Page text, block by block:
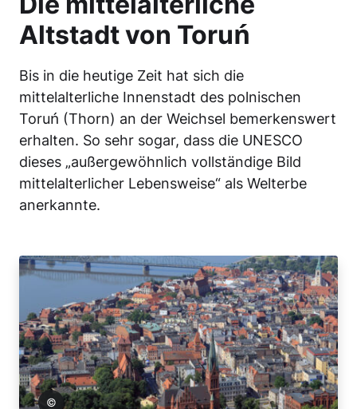
Altstadt von Toruń
Bis in die heutige Zeit hat sich die
mittelalterliche Innenstadt des polnischen
Toruń (Thorn) an der Weichsel bemerkenswert
erhalten. So sehr sogar, dass die UNESCO
dieses „außergewöhnlich vollständige Bild
mittelalterlicher Lebensweise“ als Welterbe
anerkannte.
Pach